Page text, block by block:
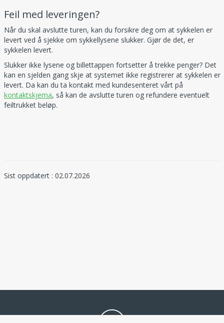
Feil med leveringen?
Når du skal avslutte turen, kan du forsikre deg om at sykkelen er
levert ved å sjekke om sykkellysene slukker. Gjør de det, er
sykkelen levert.
Slukker ikke lysene og billettappen fortsetter å trekke penger? Det
kan en sjelden gang skje at systemet ikke registrerer at sykkelen er
levert. Da kan du ta kontakt med kundesenteret vårt på
kontaktskjema, så kan de avslutte turen og refundere eventuelt
feiltrukket beløp.
Sist oppdatert : 02.07.2026